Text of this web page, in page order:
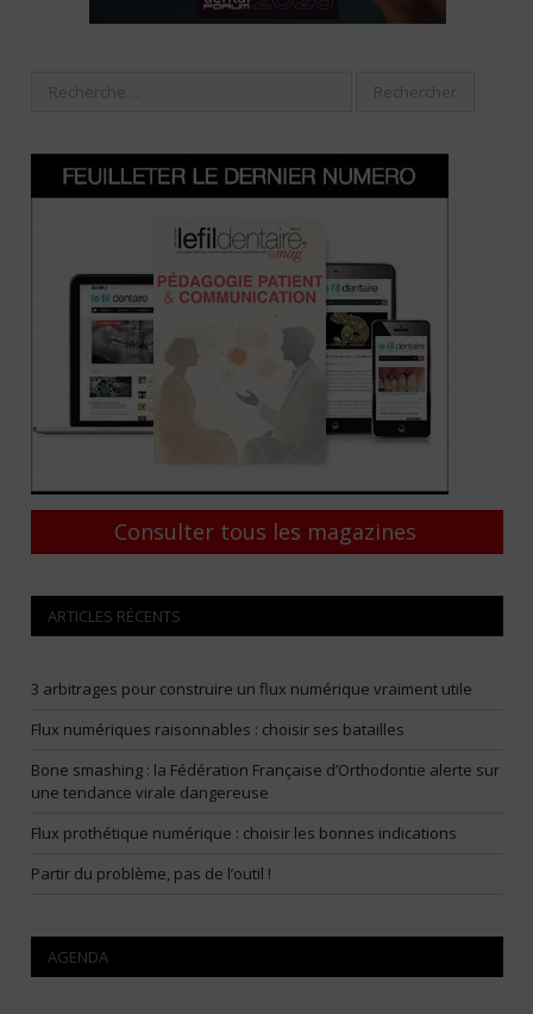
Consulter tous les magazines
ARTICLES RÉCENTS
3 arbitrages pour construire un flux numérique vraiment utile
Flux numériques raisonnables : choisir ses batailles
Bone smashing : la Fédération Française d’Orthodontie alerte sur
une tendance virale dangereuse
Flux prothétique numérique : choisir les bonnes indications
Partir du problème, pas de l’outil !
AGENDA